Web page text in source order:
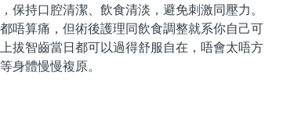
保持口腔清潔、飲食清淡，避免刺激同壓力。
唔算痛，但術後護理同飲食調整就系你自己可
拔智齒當日都可以過得舒服自在，唔會太唔方
身體慢慢複原。